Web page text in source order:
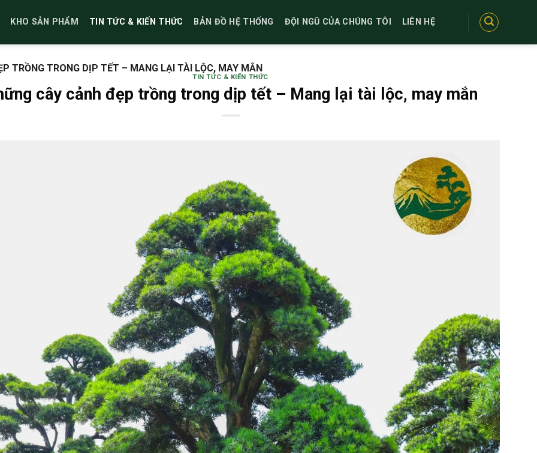
KHO SẢN PHẨM TIN TỨC & KIẾN THỨC BẢN ĐỒ HỆ THỐNG ĐỘI NGŨ CỦA CHÚNG TÔI LIÊN HỆ
TRỒNG TRONG DỊP TẾT – MANG LẠI TÀI LỘC, MAY MẮN
TIN TỨC & KIẾN THỨC
cây cảnh đẹp trồng trong dịp tết – Mang lại tài lộc, may mắn